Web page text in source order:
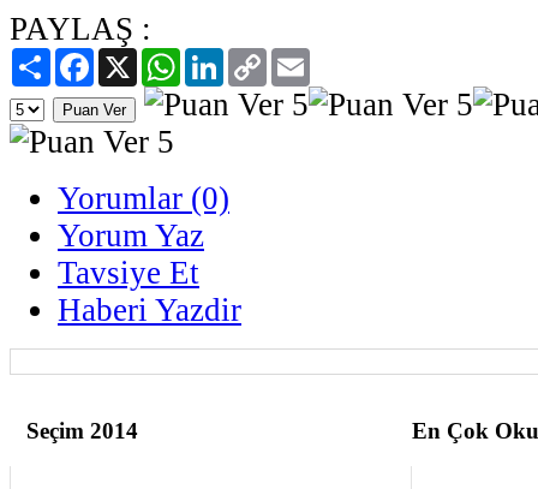
PAYLAŞ :
PaylaşFacebook
X WhatsAppLinkedIn
Copy
Link
Yorumlar (0)
Yorum Yaz
Tavsiye Et
Haberi Yazdir
Seçim 2014 En Çok